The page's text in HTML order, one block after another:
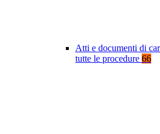
Atti e documenti di
tutte le procedure 66